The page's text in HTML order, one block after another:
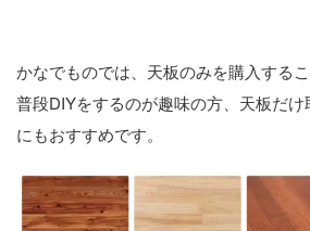
かなでものでは、天板のみを購入するこ
普段DIYをするのが趣味の方、天板だ
にもおすすめです。